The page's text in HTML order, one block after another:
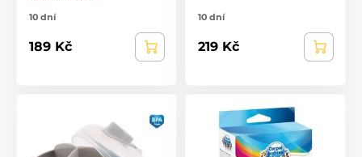
10 dní
189 Kč
10 dní
219 Kč